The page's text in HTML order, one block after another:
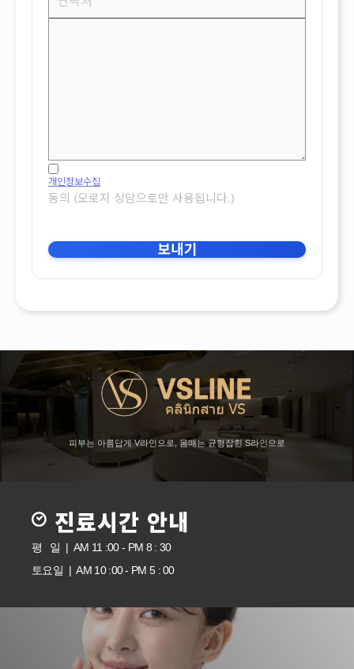
개인정보수집
동의 (오로지 상담으로만 사용됩니다.)
보내기
피부는 아름답게 V라인으로, 몸매는 균형잡힌 S라인으로
진료시간 안내
평 일 | AM 11 :00 - PM 8 : 30
토요일 | AM 10 :00 - PM 5 : 00